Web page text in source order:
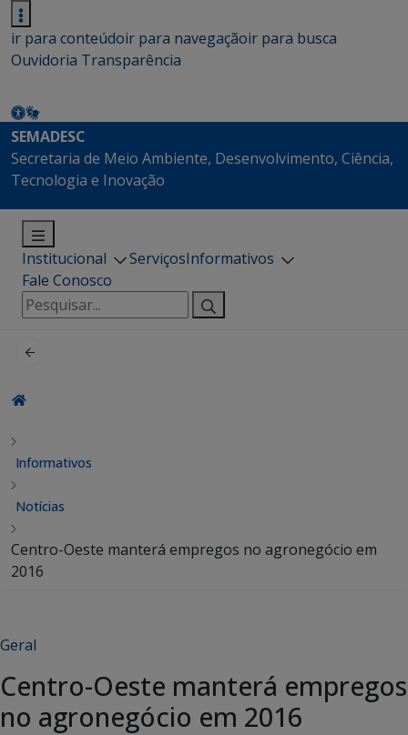
ir para conteúdoir para navegaçãoir para busca
Ouvidoria Transparência
SEMADESC
Secretaria de Meio Ambiente, Desenvolvimento, Ciência,
Tecnologia e Inovação
Institucional ServiçosInformativos
Fale Conosco
Pesquisar
por:
Informativos
Notícias
Centro-Oeste manterá empregos no agronegócio em
2016
Geral
Centro-Oeste manterá empregos
no agronegócio em 2016